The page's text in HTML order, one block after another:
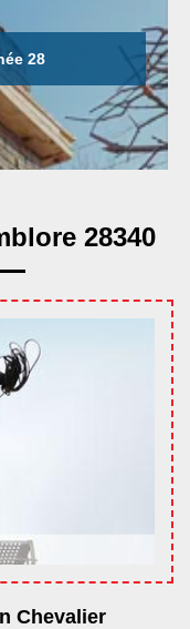
28
28340
Chevalier